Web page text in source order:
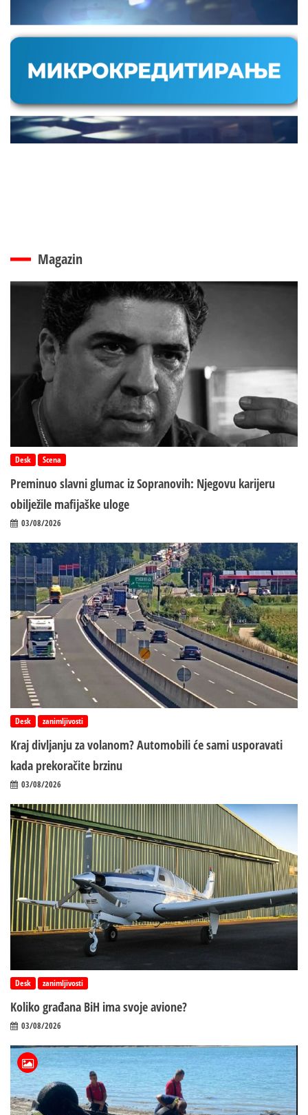
Magazin
Desk Scena
Preminuo slavni glumac iz Sopranovih: Njegovu karijeru
obilježile mafijaške uloge
03/08/2026
Desk zanimljivosti
Kraj divljanju za volanom? Automobili će sami usporavati
kada prekoračite brzinu
03/08/2026
Desk zanimljivosti
Koliko građana BiH ima svoje avione?
03/08/2026